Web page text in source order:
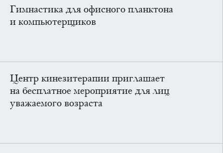
Гимнастика для офисного планктона
и компьютерщиков
Центр кинезитерапии приглашает
на бесплатное мероприятие для лиц
уважаемого возраста